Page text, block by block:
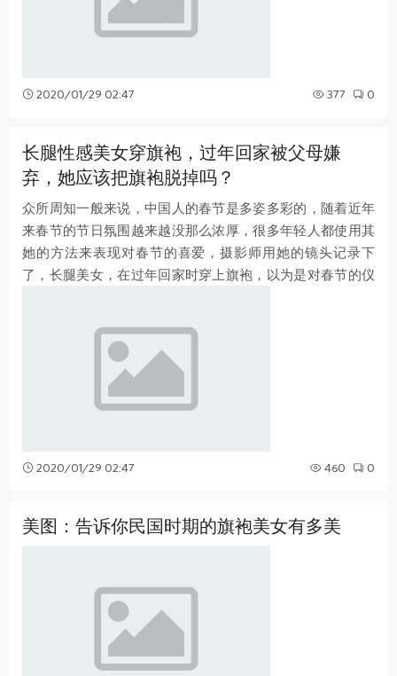
2020/01/29 02:47 377 0
长腿性感美女穿旗袍，过年回家被父母嫌
弃，她应该把旗袍脱掉吗？
众所周知一般来说，中国人的春节是多姿多彩的，随着近年
来春节的节日氛围越来越没那么浓厚，很多年轻人都使用其
她的方法来表现对春节的喜爱，摄影师用她的镜头记录下
了，长腿美女，在过年回家时穿上旗袍，以为是对春节的仪
2020/01/29 02:47 460 0
美图：告诉你民国时期的旗袍美女有多美